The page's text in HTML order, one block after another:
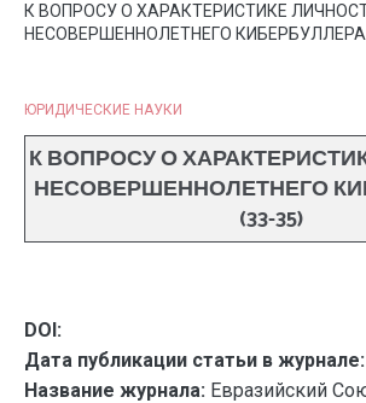
К ВОПРОСУ О ХАРАКТЕРИСТИКЕ
НЕСОВЕРШЕННОЛЕТНЕГО КИБЕРБУЛЛЕРА
ЮРИДИЧЕСКИЕ НАУКИ
К ВОПРОСУ О
НЕСОВЕРШЕННОЛЕТНЕГО
(33-35)
DOI:
Дата публикации статьи в журнале:
Название журнала: Евразийский